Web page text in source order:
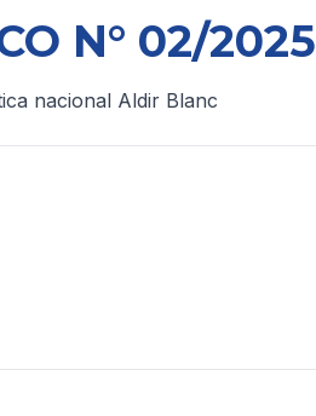
N° 02/2025
nacional Aldir Blanc